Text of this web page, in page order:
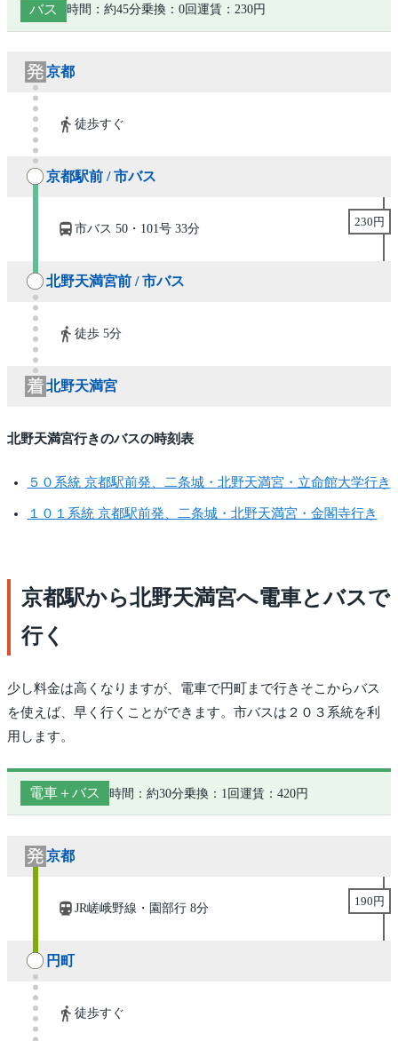
バス 時間：約45分乗換：0回運賃：230円
京都
徒歩すぐ
京都駅前 / 市バス
市バス 50・101号 33分
230円
北野天満宮前 / 市バス
徒歩 5分
北野天満宮
北野天満宮行きのバスの時刻表
５０系統 京都駅前発、二条城・北野天満宮・立命館大学行き
１０１系統 京都駅前発、二条城・北野天満宮・金閣寺行き
京都駅から北野天満宮へ電車とバスで
行く
少し料金は高くなりますが、電車で円町まで行きそこからバス
を使えば、早く行くことができます。市バスは２０３系統を利
用します。
電車＋バス 時間：約30分乗換：1回 運賃：420円
京都
JR嵯峨野線・園部行 8分
190円
円町
徒歩すぐ